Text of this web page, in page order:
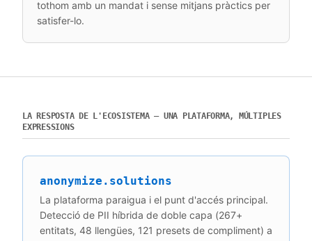
tothom amb un mandat i sense mitjans pràctics per
satisfer-lo.
LA RESPOSTA DE L'ECOSISTEMA — UNA PLATAFORMA, MÚLTIPLES
EXPRESSIONS
anonymize.solutions
La plataforma paraigua i el punt d'accés principal.
Detecció de PII híbrida de doble capa (267+
entitats, 48 llengües, 121 presets de compliment) a